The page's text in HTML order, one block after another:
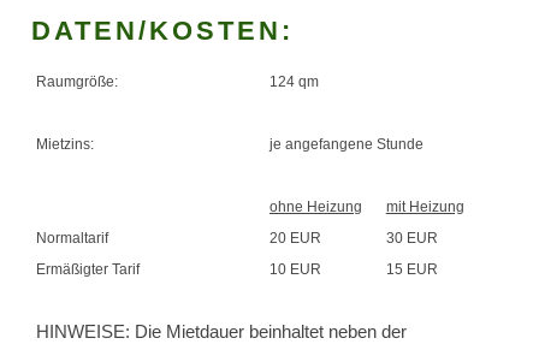
DATEN/KOSTEN:
Raumgröße: 124 qm
Mietzins: je angefangene Stunde
ohne Heizung
mit Heizung
Normaltarif
20 EUR
30 EUR
Ermäßigter Tarif
10 EUR 15 EUR
HINWEISE: Die Mietdauer beinhaltet neben der